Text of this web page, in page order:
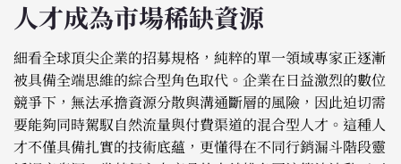
人才成為市場稀缺資源
細看全球頂尖企業的招募規格，純粹的單一領域專家正逐漸
被具備全端思維的綜合型角色取代。企業在日益激烈的數位
競爭下，無法承擔資源分散與溝通斷層的風險，因此迫切需
要能夠同時駕馭自然流量與付費渠道的混合型人才。這種人
才不僅具備扎實的技術底蘊，更懂得在不同行銷漏斗階段靈